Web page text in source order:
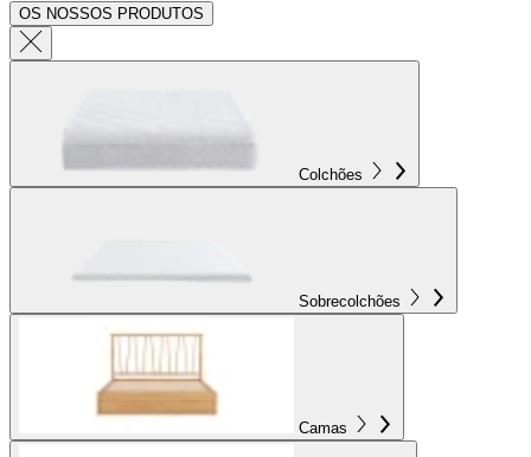
OS NOSSOS PRODUTOS
Colchões
Sobrecolchões
Camas